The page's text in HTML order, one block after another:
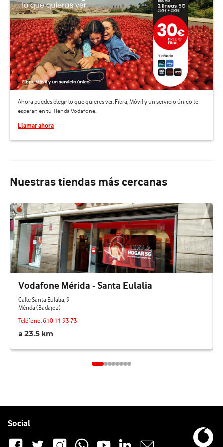
Ahora puedes elegir lo que quieres ver. Fibra, Móvil y un servicio único te
esperan en tu Tienda Vodafone.
Llamar ahora
Nuestras tiendas más cercanas
Vodafone Mérida - Santa Eulalia
Calle Santa Eulalia, 9
Mérida (Badajoz)
Teléfono:610 11 93 73
a 23.5 km
Social